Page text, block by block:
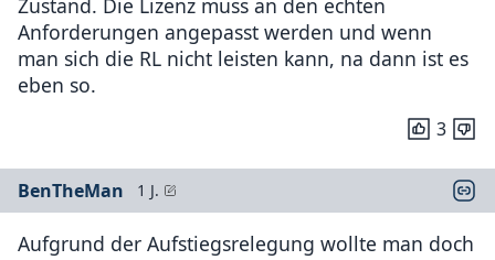
Anforderungen angepasst werden und wenn
man sich die RL nicht leisten kann, na dann ist es
eben so.
3
BenTheMan 1 J.
Aufgrund der Aufstiegsrelegung wollte man doch